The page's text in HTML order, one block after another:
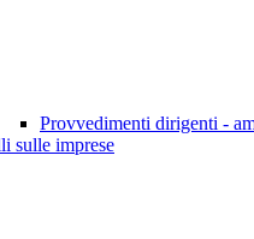
Provvedimenti dirigenti -
sulle imprese